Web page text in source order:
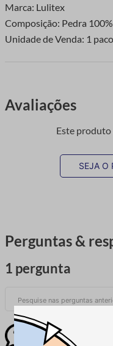
Marca: Lulitex
Composição: Pedra
Unidade de Venda: 1
Avaliações
Este produto
SEJA O
Perguntas &
1 pergunta
Cláudia